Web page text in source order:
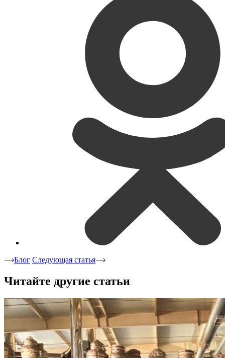
Блог Следующая статья
Читайте другие статьи